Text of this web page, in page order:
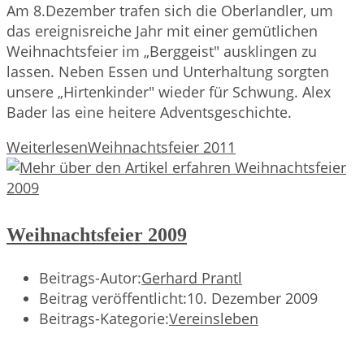
Am 8.Dezember trafen sich die Oberlandler, um
das ereignisreiche Jahr mit einer gemütlichen
Weihnachtsfeier im „Berggeist" ausklingen zu
lassen. Neben Essen und Unterhaltung sorgten
unsere „Hirtenkinder" wieder für Schwung. Alex
Bader las eine heitere Adventsgeschichte.
WeiterlesenWeihnachtsfeier 2011
Weihnachtsfeier 2009
Beitrags-Autor:Gerhard Prantl
Beitrag veröffentlicht:10. Dezember 2009
Beitrags-Kategorie:Vereinsleben